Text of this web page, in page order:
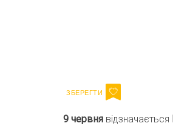
9 червня відзначається